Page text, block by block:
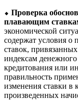
⬥ Проверка
плавающим
экономической
содержат условия
ставок,
индексам
кредитования или
правильность
изменения ставки в
произведенных